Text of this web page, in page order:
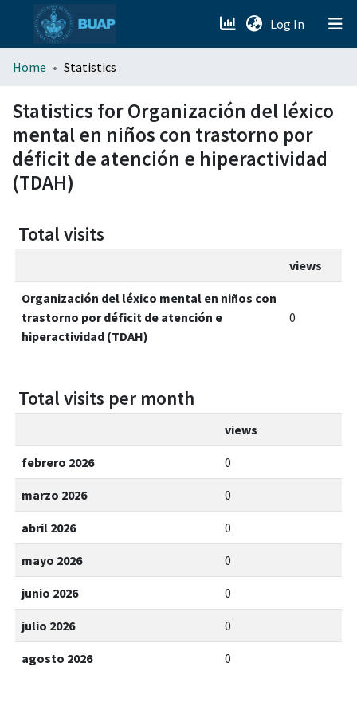
Log In (current)
menu.section.about_menu
All of DSpace
Home Statistics
Statistics for Organización del léxico
mental en niños con trastorno por
déficit de atención e hiperactividad
(TDAH)
Total visits
views
Organización del léxico mental en niños con
trastorno por déficit de atención e
hiperactividad (TDAH)
0
Total visits per month
views
febrero 2026 0
marzo 2026 0
abril 2026 0
mayo 2026 0
junio 2026 0
julio 2026 0
agosto 2026 0